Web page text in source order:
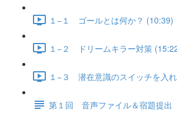
１−１ ゴールとは何か？ (10:39)
１−２ ドリームキラー対策
１−３ 潜在意識のスイッチを入
第１回 音声ファイル＆宿題提出